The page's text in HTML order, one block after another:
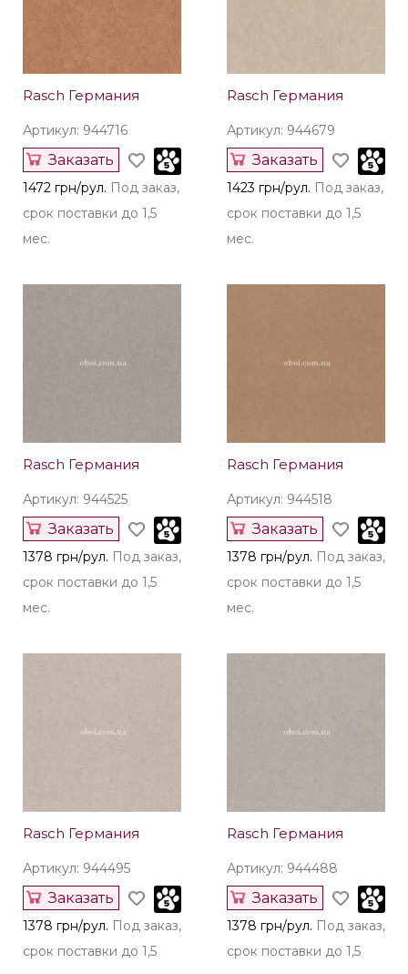
Rasch Германия
Артикул: 944716
Заказать
1472 грн/рул. Под заказ,
срок поставки до 1,5
мес.
Rasch Германия
Артикул: 944679
Заказать
1423 грн/рул. Под заказ,
срок поставки до 1,5
мес.
Rasch Германия
Артикул: 944525
Заказать
1378 грн/рул. Под заказ,
срок поставки до 1,5
мес.
Rasch Германия
Артикул: 944518
Заказать
1378 грн/рул. Под заказ,
срок поставки до 1,5
мес.
Rasch Германия
Артикул: 944495
Заказать
1378 грн/рул. Под заказ,
срок поставки до 1,5
Rasch Германия
Артикул: 944488
Заказать
1378 грн/рул. Под заказ,
срок поставки до 1,5